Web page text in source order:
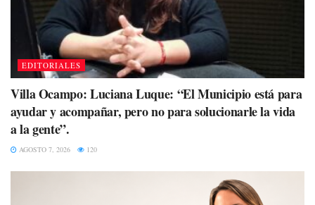
EDITORIALES
Villa Ocampo: Luciana Luque: “El Municipio está para
ayudar y acompañar, pero no para solucionarle la vida
a la gente”.
AGOSTO 7, 2026 120